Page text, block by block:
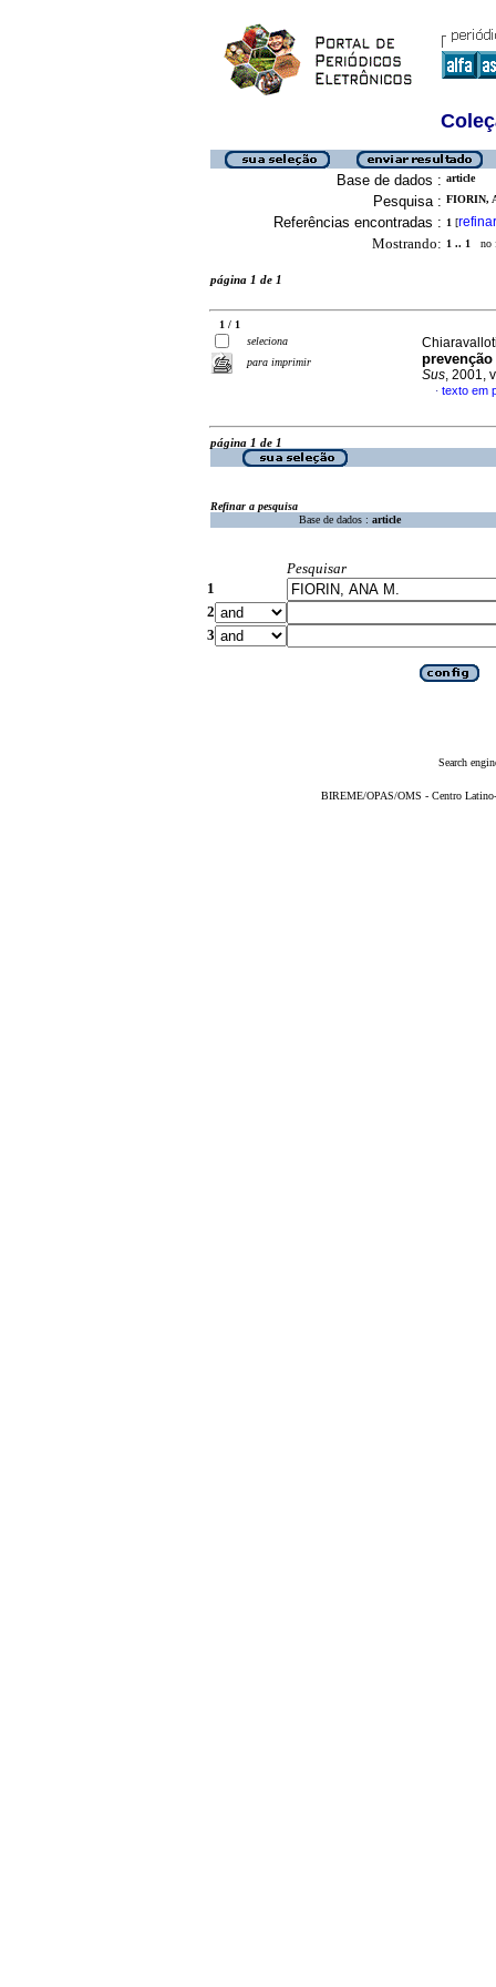
Base de dados : article
Pesquisa : FIORIN,
Referências encontradas : 1 [refinar
Mostrando: 1 .. 1 no
página 1 de 1
1 / 1
seleciona
para imprimir
Sus, 2001,
· texto em
página 1 de 1
Refinar a pesquisa
Base de dados : article
Pesquisar
1
2
3
Search
BIREME/OPAS/OMS - Centro Latino-